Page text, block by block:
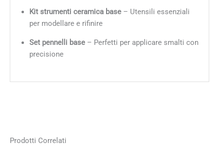
Kit strumenti ceramica base– Utensili essenziali
per modellare e rifinire
Set pennelli base– Perfetti per applicare smalti con
precisione
Prodotti Correlati